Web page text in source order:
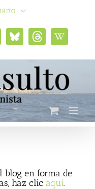
Bluesky
social
ThreadsWikipedia
blog en forma de
haz clic aquí.